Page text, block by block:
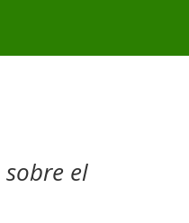
sobre el